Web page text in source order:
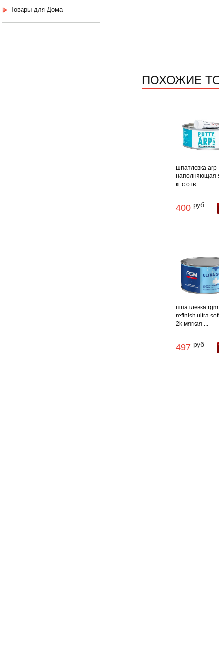
Товары для Дома
ПОХОЖИЕ
шпатлевка arp
наполняющая
кг с отв. ...
400 руб
шпатлевка rgm
refinish ultra
2k мягкая ...
497 руб